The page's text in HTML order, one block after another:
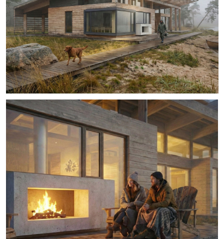
Планировка
Центром дома является светлое открытое пространство кухни-
гостиной, а в отдельное крыло вынесен спальный блок. Он
включает в себя две комнаты и обособленную хозяйскую
мастер-спальню со своей гардеробной и ванной комнатой для
максимального комфорта.